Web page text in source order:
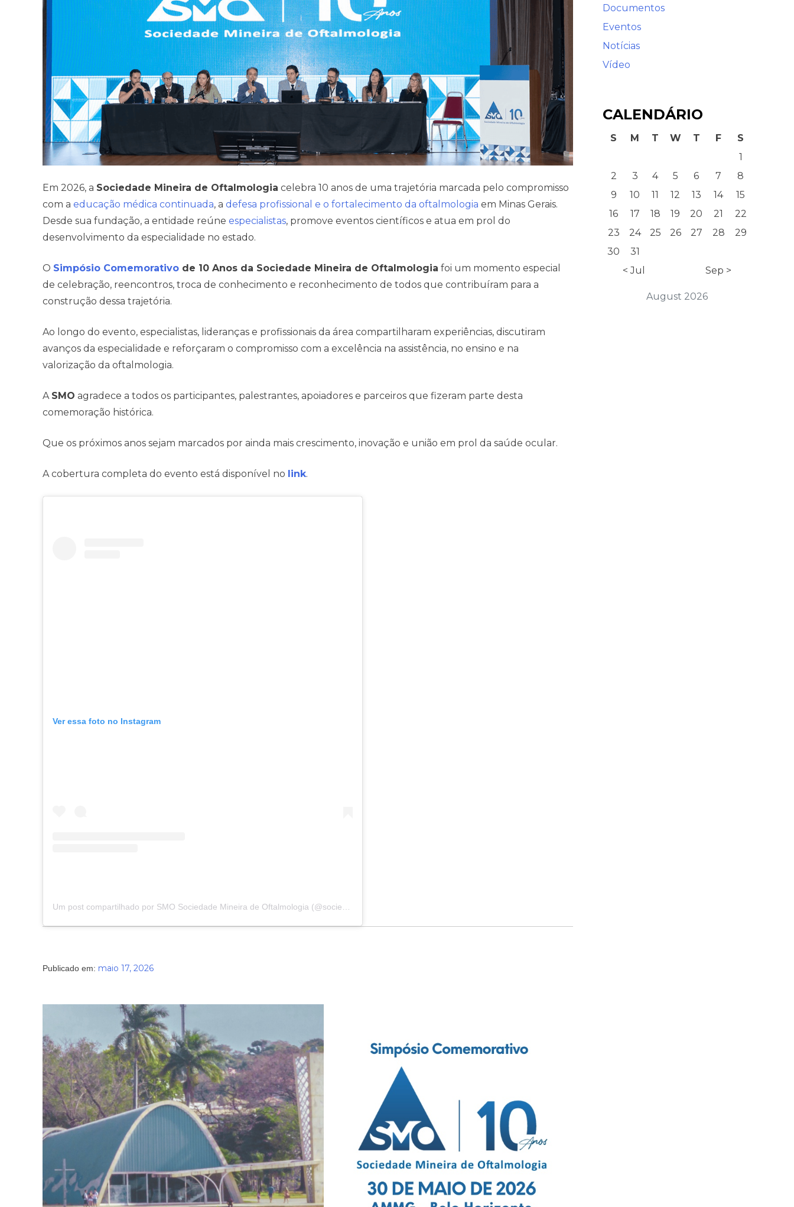
Em 2026, a Sociedade Mineira de Oftalmologia celebra 10 anos de uma trajetória marcada pelo compromisso
com a educação médica continuada, a defesa profissional e o fortalecimento da oftalmologia em Minas Gerais.
Desde sua fundação, a entidade reúne especialistas, promove eventos científicos e atua em prol do
desenvolvimento da especialidade no estado.
O Simpósio Comemorativo de 10 Anos da Sociedade Mineira de Oftalmologia foi um momento especial
de celebração, reencontros, troca de conhecimento e reconhecimento de todos que contribuíram para a
construção dessa trajetória.
Ao longo do evento, especialistas, lideranças e profissionais da área compartilharam experiências, discutiram
avanços da especialidade e reforçaram o compromisso com a excelência na assistência, no ensino e na
valorização da oftalmologia.
A SMO agradece a todos os participantes, palestrantes, apoiadores e parceiros que fizeram parte desta
comemoração histórica.
Que os próximos anos sejam marcados por ainda mais crescimento, inovação e união em prol da saúde ocular.
A cobertura completa do evento está disponível no link.
Ver essa foto no Instagram
Publicado em: maio 17, 2026
Documentos
Eventos
Notícias
Vídeo
CALENDÁRIO
August 2026
S M T W T F
S
1
2
3 4 5 6 7
8
9
10 11 12 13 14
15
16
17 18 19 20 21
22
23
24 25 26 27 28
29
30
31
< Jul
Sep >